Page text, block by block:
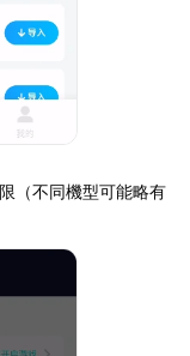
（不同機型可能略有